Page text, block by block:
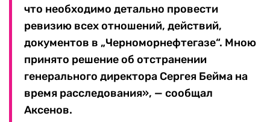
что необходимо детально провести
ревизию всех отношений, действий,
документов в „Черноморнефтегазе“. Мною
принято решение об отстранении
генерального директора Сергея Бейма на
время расследования», — сообщал
Аксенов.